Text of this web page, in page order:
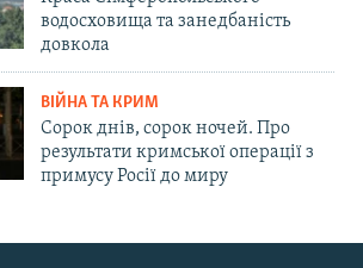
водосховища та занедбаність
довкола
ВІЙНА ТА КРИМ
Сорок днів, сорок ночей. Про
результати кримської операції з
примусу Росії до миру